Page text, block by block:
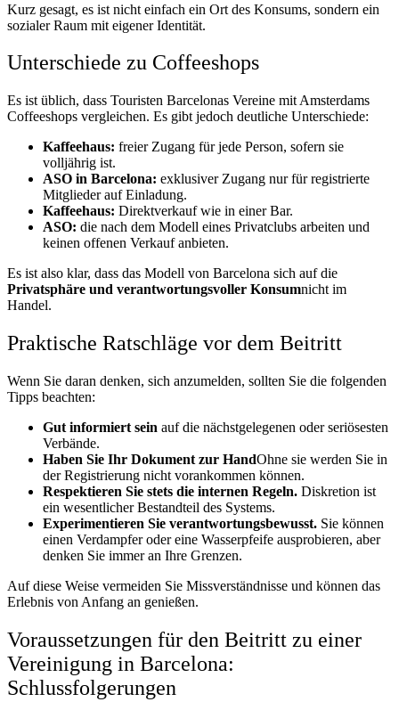
Kurz gesagt, es ist nicht einfach ein Ort des Konsums, sondern ein
sozialer Raum mit eigener Identität.
Unterschiede zu Coffeeshops
Es ist üblich, dass Touristen Barcelonas Vereine mit Amsterdams
Coffeeshops vergleichen. Es gibt jedoch deutliche Unterschiede:
Kaffeehaus: freier Zugang für jede Person, sofern sie
volljährig ist.
ASO in Barcelona: exklusiver Zugang nur für registrierte
Mitglieder auf Einladung.
Kaffeehaus: Direktverkauf wie in einer Bar.
ASO: die nach dem Modell eines Privatclubs arbeiten und
keinen offenen Verkauf anbieten.
Es ist also klar, dass das Modell von Barcelona sich auf die
Privatsphäre und verantwortungsvoller Konsumnicht im
Handel.
Praktische Ratschläge vor dem Beitritt
Wenn Sie daran denken, sich anzumelden, sollten Sie die folgenden
Tipps beachten:
Gut informiert sein auf die nächstgelegenen oder seriösesten
Verbände.
Haben Sie Ihr Dokument zur HandOhne sie werden Sie in
der Registrierung nicht vorankommen können.
Respektieren Sie stets die internen Regeln. Diskretion ist
ein wesentlicher Bestandteil des Systems.
Experimentieren Sie verantwortungsbewusst. Sie können
einen Verdampfer oder eine Wasserpfeife ausprobieren, aber
denken Sie immer an Ihre Grenzen.
Auf diese Weise vermeiden Sie Missverständnisse und können das
Erlebnis von Anfang an genießen.
Voraussetzungen für den Beitritt zu einer
Vereinigung in Barcelona:
Schlussfolgerungen